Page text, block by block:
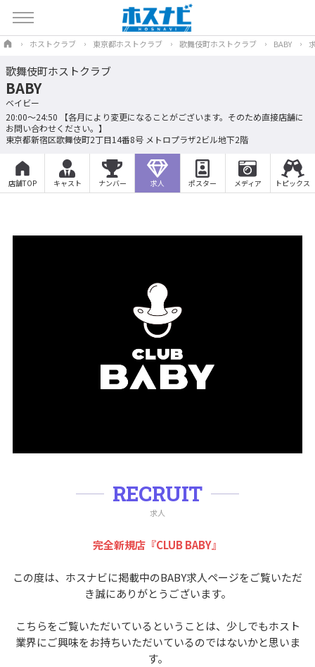
ホストクラブ 東京都ホストクラブ 歌舞伎町ホストクラブ BABY
歌舞伎町ホストクラブ
BABY
ベイビー
20:00～24:50 【各月により変更になることがございます。そのため直接店舗に
お問い合わせください。】
東京都新宿区歌舞伎町2丁目14番8号 メトロプラザ2ビル地下2階
店舗TOP キャスト ナンバー 求人 ポスター メディア トピックス
RECRUIT
求人
完全新規店『CLUB BABY』
この度は、ホスナビに掲載中のBABY求人ページをご覧いただ
き誠にありがとうございます。
こちらをご覧いただいているということは、少しでもホスト
業界にご興味をお持ちいただいているのではないかと思いま
す。